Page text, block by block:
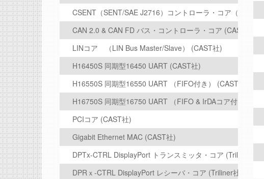
CSENT（SENT/SAE J2716）コントローラ・コア（CAST
CAN 2.0 & CAN FD バス・コントローラ・コア (CAST社)
LINコア （LIN Bus Master/Slave） (CAST社)
H16450S 同期型16450 UART (CAST社)
H16550S 同期型16550 UART （FIFO付き） (CAST社)
H16750S 同期型16750 UART （FIFO & IrDAコア付き
PCIコア (CAST社)
Gigabit Ethernet MAC (CAST社)
DPTx-CTRL DisplayPort トランスミッタ・コア (Triliner社）
DPRｘ-CTRL DisplayPort レシーバ・コア (Triliner社）